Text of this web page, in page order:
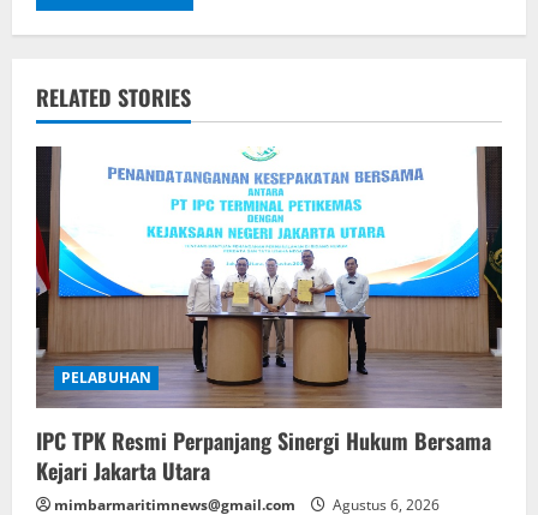
RELATED STORIES
PELABUHAN
IPC TPK Resmi Perpanjang Sinergi Hukum Bersama
Kejari Jakarta Utara
mimbarmaritimnews@gmail.com Agustus 6, 2026